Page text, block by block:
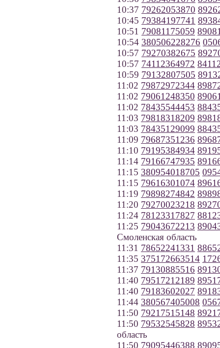
10:37 79262053870
10:45 79384197741
10:51 79081175059
10:54 380506228276
10:57 79270382675
10:57 74112364972
10:59 79132807505
11:02 79872972344
11:02 79061248350
11:02 78435544453
11:03 79818318209
11:03 78435129099
11:09 79687351236
11:10 79195384934
11:14 79166747935
11:15 380954018705
11:15 79616301074
11:19 79898274842
11:20 79270023218
11:24 78123317827
11:25 79043672213
Смоленская область
11:31 78652241331
11:35 375172663514
11:37 79130885516
11:40 79517212189
11:40 79183602027
11:44 380567405008
11:50 79217515148
11:50 79532545828
область
11:50 79095446388